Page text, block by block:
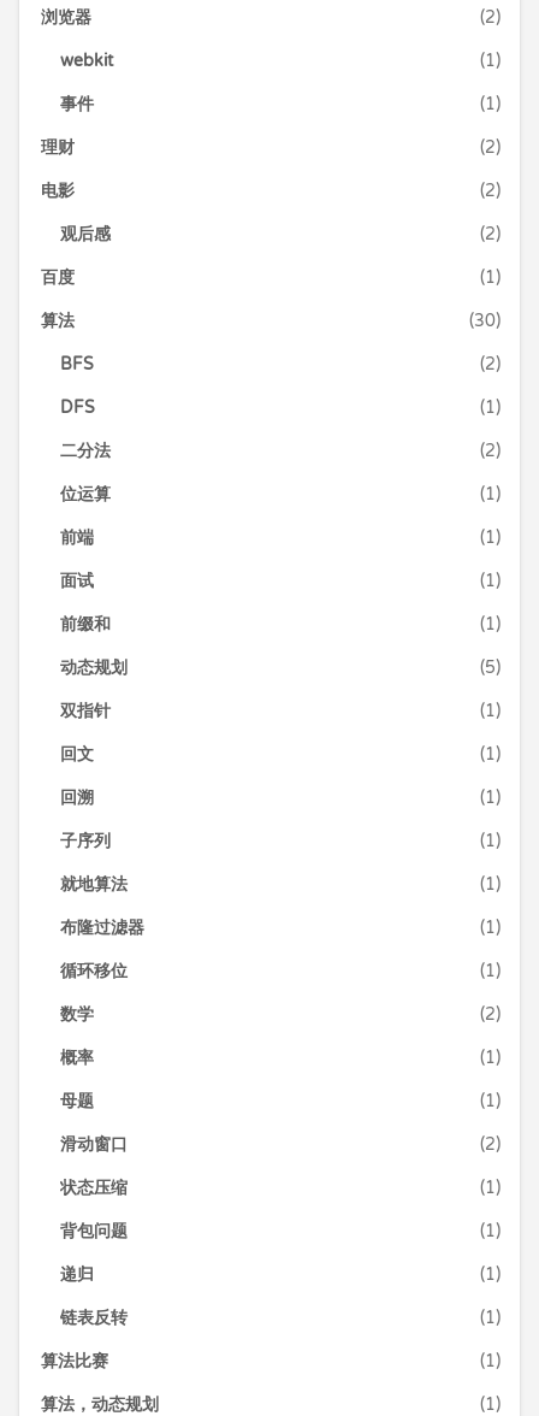
浏览器 (2)
webkit (1)
事件 (1)
理财 (2)
电影 (2)
观后感 (2)
百度 (1)
算法 (30)
BFS (2)
DFS (1)
二分法 (2)
位运算 (1)
前端 (1)
面试 (1)
前缀和 (1)
动态规划 (5)
双指针 (1)
回文 (1)
回溯 (1)
子序列 (1)
就地算法 (1)
布隆过滤器 (1)
循环移位 (1)
数学 (2)
概率 (1)
母题 (1)
滑动窗口 (2)
状态压缩 (1)
背包问题 (1)
递归 (1)
链表反转 (1)
算法比赛 (1)
算法，动态规划 (1)